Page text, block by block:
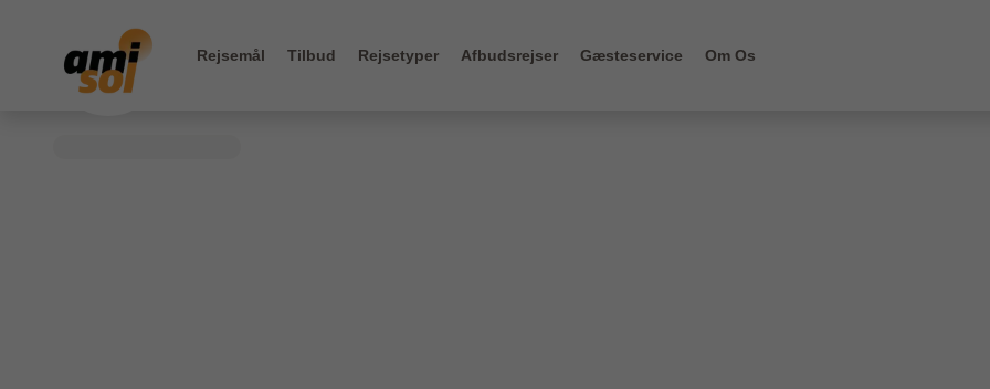
Rejsemål Tilbud Rejsetyper Afbudsrejser Gæsteservice Om Os